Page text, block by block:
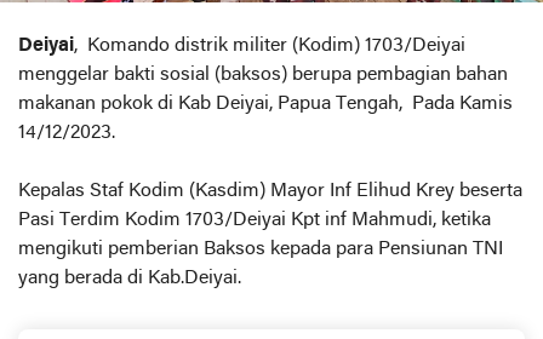
Deiyai, Komando distrik militer (Kodim) 1703/Deiyai
menggelar bakti sosial (baksos) berupa pembagian bahan
makanan pokok di Kab Deiyai, Papua Tengah, Pada Kamis
14/12/2023.
Kepalas Staf Kodim (Kasdim) Mayor Inf Elihud Krey beserta
Pasi Terdim Kodim 1703/Deiyai Kpt inf Mahmudi, ketika
mengikuti pemberian Baksos kepada para Pensiunan TNI
yang berada di Kab.Deiyai.